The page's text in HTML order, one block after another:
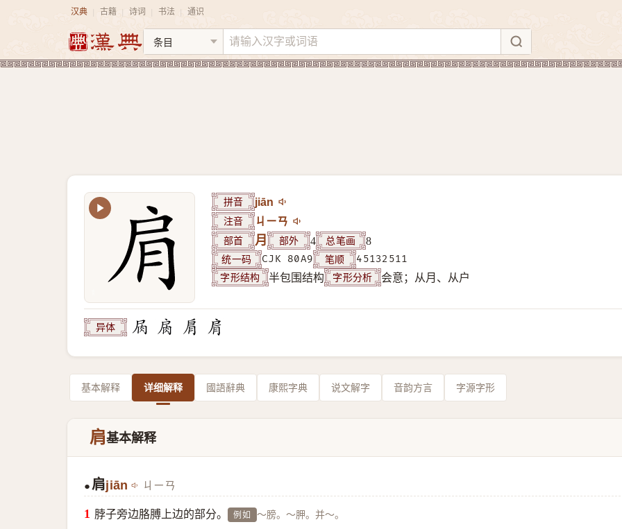
汉典 古籍 诗词 书法 通识
拼音 jiān
注音 ㄐㄧㄢ
部首 月 部外 4 总笔画 8
统一码 CJK 80A9 笔顺 45132511
字形结构 半包围结构 字形分析 会意；从月、从户
异体
基本解释 详细解释 國語辭典 康熙字典 说文解字 音韵方言 字源字形
肩基本解释
● 肩jiān ㄐㄧㄢ
脖子旁边胳膊上边的部分。 例如 ～膀。～胛。并～。